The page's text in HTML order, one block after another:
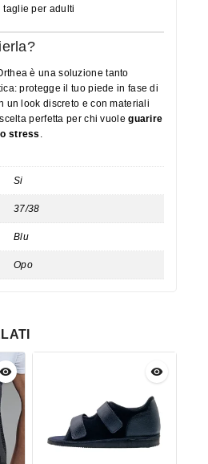
per adulti
è una soluzione tanto
protegge il tuo piede in fase di
un look discreto e con materiali
perfetta per chi vuoleguarire
stress
Si
37/38
Blu
Opo